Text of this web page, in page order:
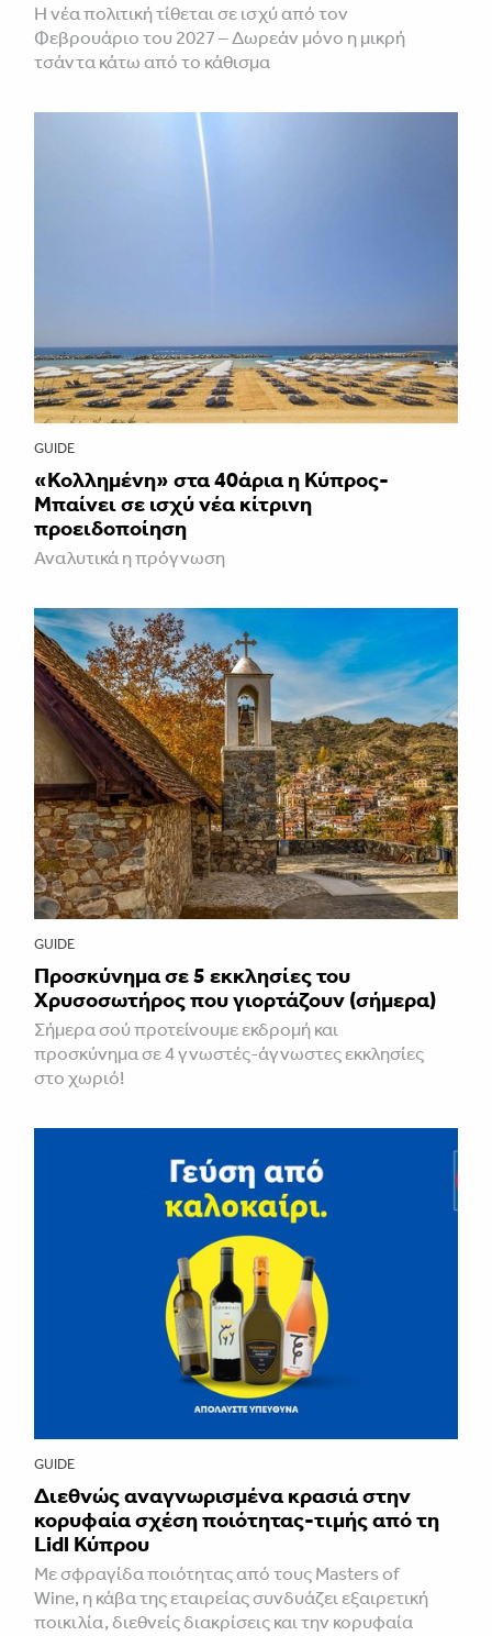
Η νέα πολιτική τίθεται σε ισχύ από τον
Φεβρουάριο του 2027 – Δωρεάν μόνο η μικρή
τσάντα κάτω από το κάθισμα
GUIDE
«Κολλημένη» στα 40άρια η Κύπρος-
Μπαίνει σε ισχύ νέα κίτρινη
προειδοποίηση
Αναλυτικά η πρόγνωση
GUIDE
Προσκύνημα σε 5 εκκλησίες του
Χρυσοσωτήρος που γιορτάζουν (σήμερα)
Σήμερα σού προτείνουμε εκδρομή και
προσκύνημα σε 4 γνωστές-άγνωστες εκκλησίες
στο χωριό!
GUIDE
Διεθνώς αναγνωρισμένα κρασιά στην
κορυφαία σχέση ποιότητας-τιμής από τη
Lidl Κύπρου
Με σφραγίδα ποιότητας από τους Masters of
Wine, η κάβα της εταιρείας συνδυάζει εξαιρετική
ποικιλία, διεθνείς διακρίσεις και την κορυφαία